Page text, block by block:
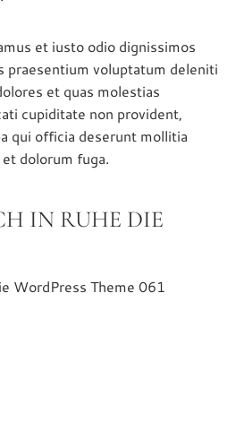
et iusto odio dignissimos
praesentium voluptatum deleniti
et quas molestias
cupiditate non provident,
qui officia deserunt mollitia
dolorum fuga.
IN RUHE DIE